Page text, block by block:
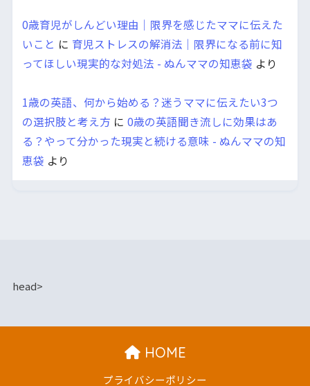
0歳育児がしんどい理由｜限界を感じたママに伝えた
いこと に 育児ストレスの解消法｜限界になる前に知
ってほしい現実的な対処法 - ぬんママの知恵袋 より
1歳の英語、何から始める？迷うママに伝えたい3つ
の選択肢と考え方 に 0歳の英語聞き流しに効果はあ
る？やって分かった現実と続ける意味 - ぬんママの知
恵袋 より
head>
HOME
プライバシーポリシー